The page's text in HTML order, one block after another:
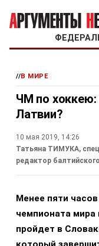
//В МИРЕ
ЧМ по хоккею:
Латвии?
10 мая 2019, 14:26
Татьяна ТИМУКА,
редактор
Менее пяти
чемпионата
пройдет в